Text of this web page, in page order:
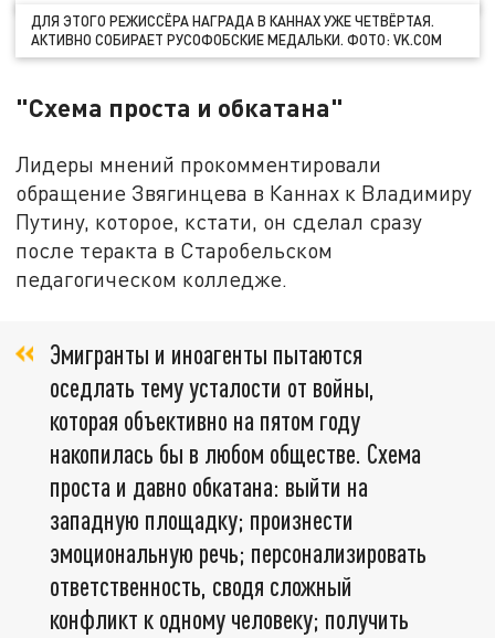
ДЛЯ ЭТОГО РЕЖИССЁРА НАГРАДА В КАННАХ УЖЕ ЧЕТВЁРТАЯ.
АКТИВНО СОБИРАЕТ РУСОФОБСКИЕ МЕДАЛЬКИ. ФОТО: VK.COM
"Схема проста и обкатана"
Лидеры мнений прокомментировали
обращение Звягинцева в Каннах к Владимиру
Путину, которое, кстати, он сделал сразу
после теракта в Старобельском
педагогическом колледже.
Эмигранты и иноагенты пытаются
оседлать тему усталости от войны,
которая объективно на пятом году
накопилась бы в любом обществе. Схема
проста и давно обкатана: выйти на
западную площадку; произнести
эмоциональную речь; персонализировать
ответственность, сводя сложный
конфликт к одному человеку; получить